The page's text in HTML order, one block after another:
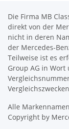
Die Firma MB
direkt von der
nicht in deren
der Mercedes-
Teilweise ist es
Group AG in
Alle
Copyright by